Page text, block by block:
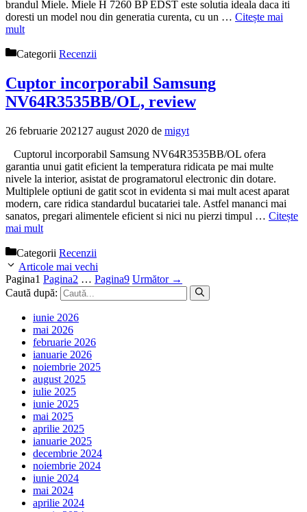
brandul Miele. Miele H 7260 BP EDST este solutia ideala daca iti
doresti un model nou din generatia curenta, cu un … Citește mai
mult
Categorii Recenzii
Cuptor incorporabil Samsung
NV64R3535BB/OL, review
26 februarie 2021 27 august 2020 de migyt
Cuptorul incorporabil Samsung NV64R3535BB/OL ofera
garantia unui gatit eficient la temperatura ridicata pe mai multe
nivele la interior, asistat de programatorul electronic din dotare.
Multiplele optiuni de gatit scot in evidenta si mai mult acest aparat
modern, care ridica standardul bucatariei tale. Astfel mananci mai
sanatos, pregari alimentele eficient si nici nu pierzi timpul … Citește
mai mult
Categorii Recenzii
Articole mai vechi
Pagina1 Pagina2 … Pagina9 Următor →
Caută după:
iunie 2026
mai 2026
februarie 2026
ianuarie 2026
noiembrie 2025
august 2025
iulie 2025
iunie 2025
mai 2025
aprilie 2025
ianuarie 2025
decembrie 2024
noiembrie 2024
iunie 2024
mai 2024
aprilie 2024